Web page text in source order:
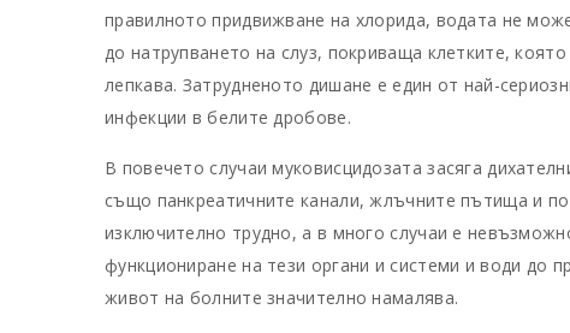
правилното придвижване на хлорида, водата не
до натрупването на слуз, покриваща клетките,
лепкава. Затрудненото дишане е един от най-
инфекции в белите дробове.
В повечето случаи муковисцидозата засяга
също панкреатичните канали, жлъчните пътища и
изключително трудно, а в много случаи е
функциониране на тези органи и системи и води до
живот на болните значително намалява.